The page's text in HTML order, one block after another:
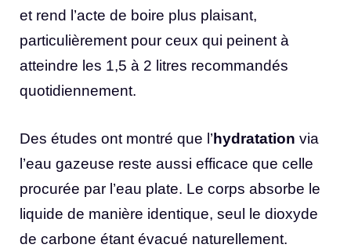
et rend l’acte de boire plus plaisant,
particulièrement pour ceux qui peinent à
atteindre les 1,5 à 2 litres recommandés
quotidiennement.
Des études ont montré que l’hydratation via
l’eau gazeuse reste aussi efficace que celle
procurée par l’eau plate. Le corps absorbe le
liquide de manière identique, seul le dioxyde
de carbone étant évacué naturellement.